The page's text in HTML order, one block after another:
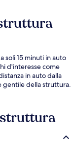
soli 15 minuti in auto
d'interesse come
in auto dalla
gentile della struttura.